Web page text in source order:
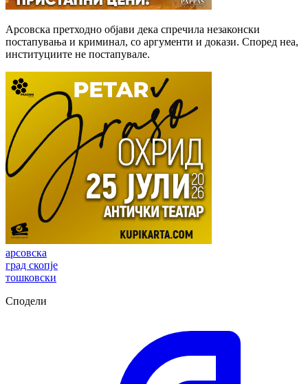
Арсовска претходно објави дека спречила незаконски
постапувања и криминал, со аргументи и докази. Според неа,
институциите не постапувале.
арсовска
град скопје
тошковски
Сподели